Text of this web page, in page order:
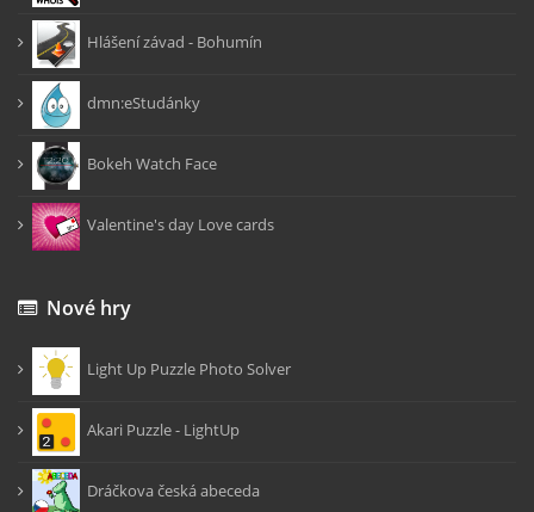
Hlášení závad - Bohumín
dmn:eStudánky
Bokeh Watch Face
Valentine's day Love cards
Nové hry
Light Up Puzzle Photo Solver
Akari Puzzle - LightUp
Dráčkova česká abeceda